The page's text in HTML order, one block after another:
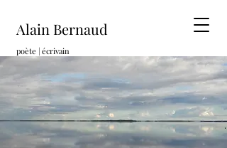
Alain Bernaud
poète | écrivain